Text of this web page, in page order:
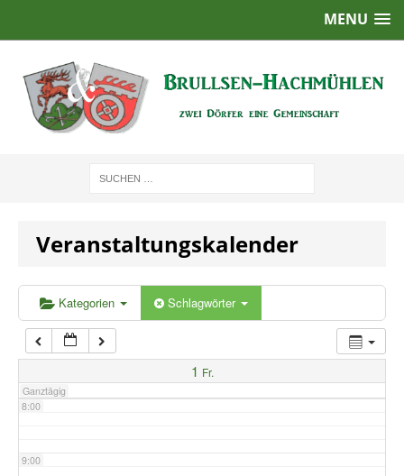
MENU
Veranstaltungskalender
Kategorien Schlagwörter
1 Fr.
Ganztägig
2:00
5:00
6:00
7:00
8:00
9:00